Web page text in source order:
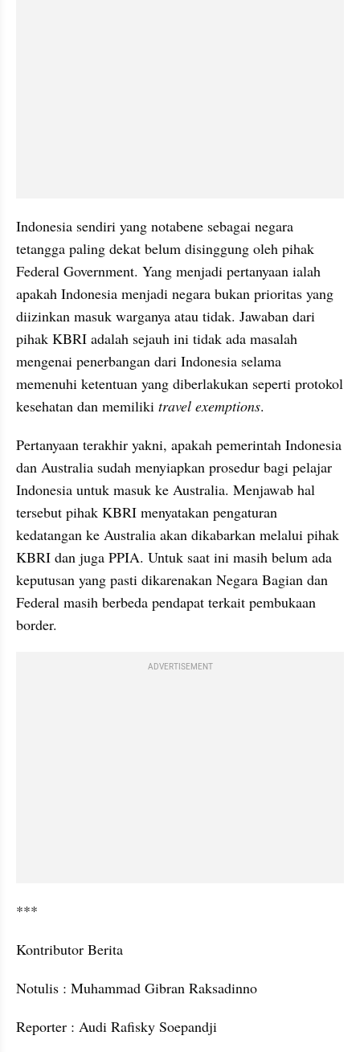
Indonesia sendiri yang notabene sebagai negara
tetangga paling dekat belum disinggung oleh pihak
Federal Government. Yang menjadi pertanyaan ialah
apakah Indonesia menjadi negara bukan prioritas yang
diizinkan masuk warganya atau tidak. Jawaban dari
pihak KBRI adalah sejauh ini tidak ada masalah
mengenai penerbangan dari Indonesia selama
memenuhi ketentuan yang diberlakukan seperti protokol
kesehatan dan memiliki travel exemptions.
Pertanyaan terakhir yakni, apakah pemerintah Indonesia
dan Australia sudah menyiapkan prosedur bagi pelajar
Indonesia untuk masuk ke Australia. Menjawab hal
tersebut pihak KBRI menyatakan pengaturan
kedatangan ke Australia akan dikabarkan melalui pihak
KBRI dan juga PPIA. Untuk saat ini masih belum ada
keputusan yang pasti dikarenakan Negara Bagian dan
Federal masih berbeda pendapat terkait pembukaan
border.
ADVERTISEMENT
***
Kontributor Berita
Notulis : Muhammad Gibran Raksadinno
Reporter : Audi Rafisky Soepandji